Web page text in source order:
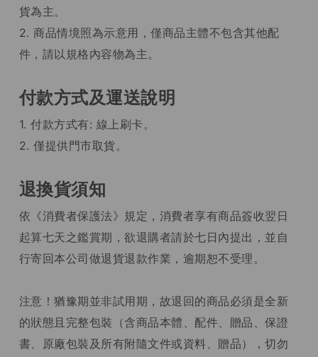
貨為主。
2. 商品情境照為示意用，僅商品主體不包含其他配
件，請以規格內容物為主。
付款方式及運送說明
1. 付款方式有: 線上刷卡。
2. 僅提供門市取貨。
退換貨須知
依《消費者保護法》規定，消費者享有商品簽收翌日
起算七天之鑑賞期，欲退購者請於七日內提出，並自
行寄回本公司做退貨退款作業，逾期恕不受理。
注意！猶豫期並非試用期，故退回的商品必須是全新
的狀態且完整包裝（含商品本體、配件、贈品、保證
書、原廠包裝及所有附隨文件或資料、贈品），切勿